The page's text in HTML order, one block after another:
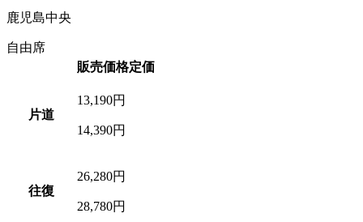
鹿児島中央
自由席
販売価格定価
片道
13,190円
14,390円
往復
26,280円
28,780円